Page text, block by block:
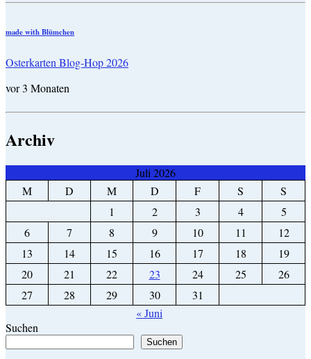
made with Blümchen
Osterkarten Blog-Hop 2026
vor 3 Monaten
Archiv
Juli 2026
M
D M D F S
S
1
2 3 4
5
6
7 8 9 10 11
12
13
14 15 16 17 18
19
20
21 22 23 24 25
26
27
28 29 30
31
« Juni
Suchen
Suchen